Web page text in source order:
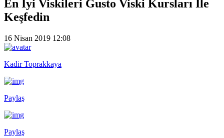
En İyi Viskileri Gusto Viski Kursları İle
Keşfedin
16 Nisan 2019 12:08
Kadir Toprakkaya
Paylaş
Paylaş